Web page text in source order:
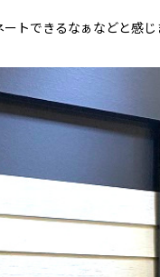
トできるなぁなどと感じ